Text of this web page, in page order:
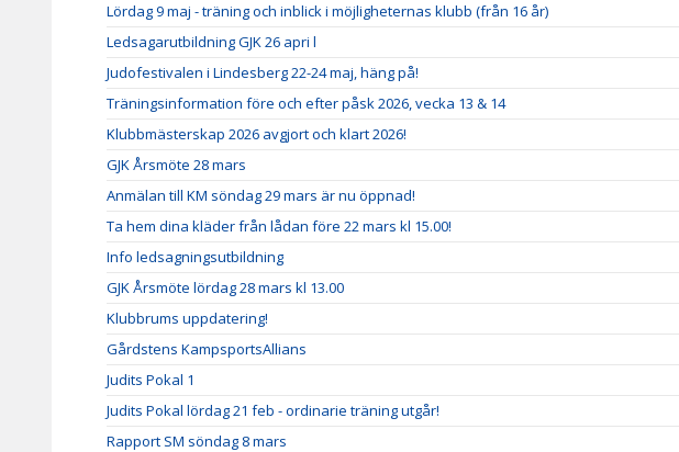
Lördag 9 maj - träning och inblick i möjligheternas klubb (från 16 år)
Ledsagarutbildning GJK 26 apri l
Judofestivalen i Lindesberg 22-24 maj, häng på!
Träningsinformation före och efter påsk 2026, vecka 13 & 14
Klubbmästerskap 2026 avgjort och klart 2026!
GJK Årsmöte 28 mars
Anmälan till KM söndag 29 mars är nu öppnad!
Ta hem dina kläder från lådan före 22 mars kl 15.00!
Info ledsagningsutbildning
GJK Årsmöte lördag 28 mars kl 13.00
Klubbrums uppdatering!
Gårdstens KampsportsAllians
Judits Pokal 1
Judits Pokal lördag 21 feb - ordinarie träning utgår!
Rapport SM söndag 8 mars